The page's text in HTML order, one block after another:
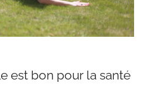
est bon pour la santé